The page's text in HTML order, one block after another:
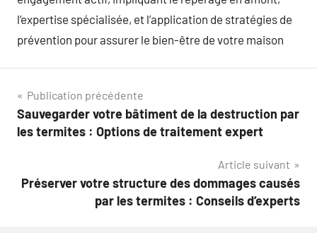
l’expertise spécialisée, et l’application de stratégies de
prévention pour assurer le bien-être de votre maison
Navigation
de
Publication précédente
Sauvegarder votre bâtiment de la destruction par
les termites : Options de traitement expert
Article suivant
Préserver votre structure des dommages causés
par les termites : Conseils d’experts